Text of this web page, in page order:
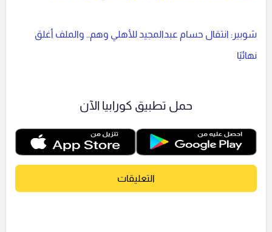
شوبير: انتقال حسام عبدالمجيد للأهلي وهم.. والملف أغلق
نهائيًا
حمل تطبيق كورابيا الآن
التعليقات